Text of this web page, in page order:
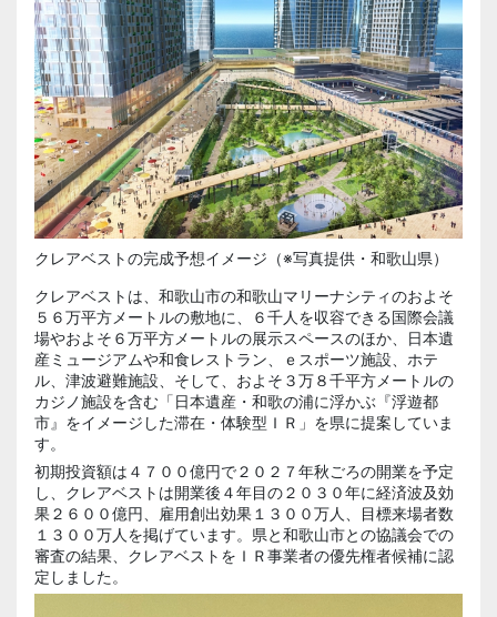
クレアベストの完成予想イメージ（※写真提供・和歌山県）
クレアベストは、和歌山市の和歌山マリーナシティのおよそ
５６万平方メートルの敷地に、６千人を収容できる国際会議
場やおよそ６万平方メートルの展示スペースのほか、日本遺
産ミュージアムや和食レストラン、ｅスポーツ施設、ホテ
ル、津波避難施設、そして、およそ３万８千平方メートルの
カジノ施設を含む「日本遺産・和歌の浦に浮かぶ『浮遊都
市』をイメージした滞在・体験型ＩＲ」を県に提案していま
す。
初期投資額は４７００億円で２０２７年秋ごろの開業を予定
し、クレアベストは開業後４年目の２０３０年に経済波及効
果２６００億円、雇用創出効果１３００万人、目標来場者数
１３００万人を掲げています。県と和歌山市との協議会での
審査の結果、クレアベストをＩＲ事業者の優先権者候補に認
定しました。